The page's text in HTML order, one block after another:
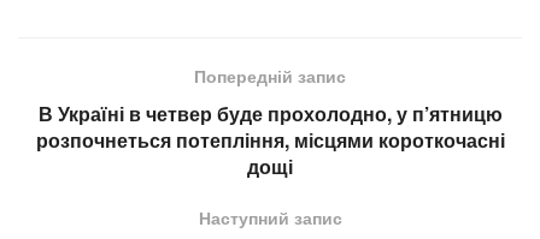
Попередній запис
В Україні в четвер буде прохолодно, у п’ятницю
розпочнеться потепління, місцями короткочасні
дощі
Наступний запис